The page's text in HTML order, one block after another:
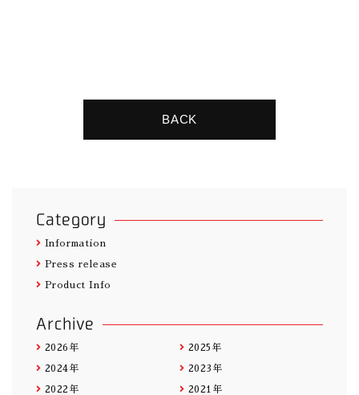
BACK
Category
Information
Press release
Product Info
Archive
2026年 2025年
2024年 2023年
2022年 2021年